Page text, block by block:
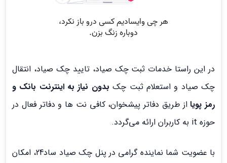
در این راستا خدمات ثبت چک صیاد، تایید چک صیاد، انتقال
چک صیاد و استعلام ثبت چکبدون نیاز به اینترنت بانک و
رمز پویا از طریق دفاتر پیشخوان، کافی نت ها و دفاتر فعال در
حوزه it به کاربران ارائه می‌گردد.
با عضویت شما نماینده گرامی در پنل چک صیاد ساد24، امکان